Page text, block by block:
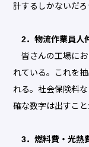
計するしかないだろ
2．物流作業員人
皆さんの工場にお
れている。これを
れる。社会保険料
確な数字は出すこ
3．燃料費・光熱